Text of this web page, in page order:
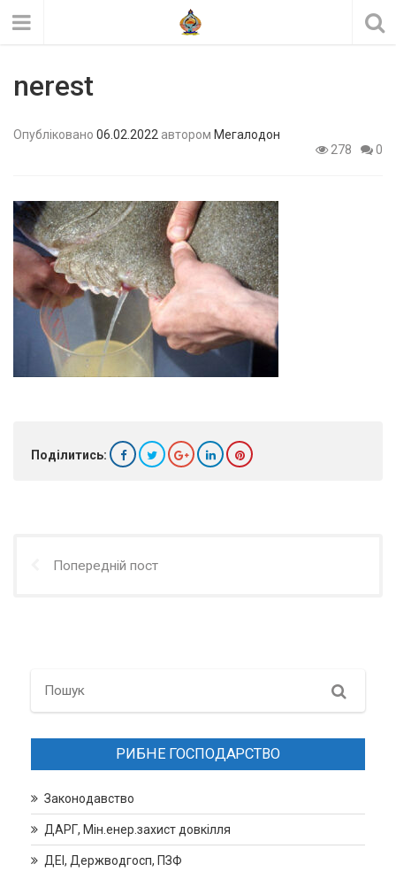
nerest
Опубліковано 06.02.2022 автором Мегалодон
278
0
Поділитись:
Попередній пост
Search
РИБНЕ ГОСПОДАРСТВО
Законодавство
ДАРГ, Мін.енер.захист довкілля
ДЕІ, Держводгосп, ПЗФ